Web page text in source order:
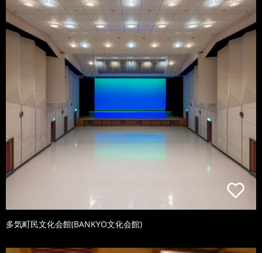
多気町民文化会館(BANKYO文化会館)